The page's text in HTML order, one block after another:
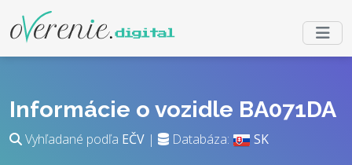
Informácie o vozidle BA071DA
Vyhľadané podľa EČV | Databáza: SK